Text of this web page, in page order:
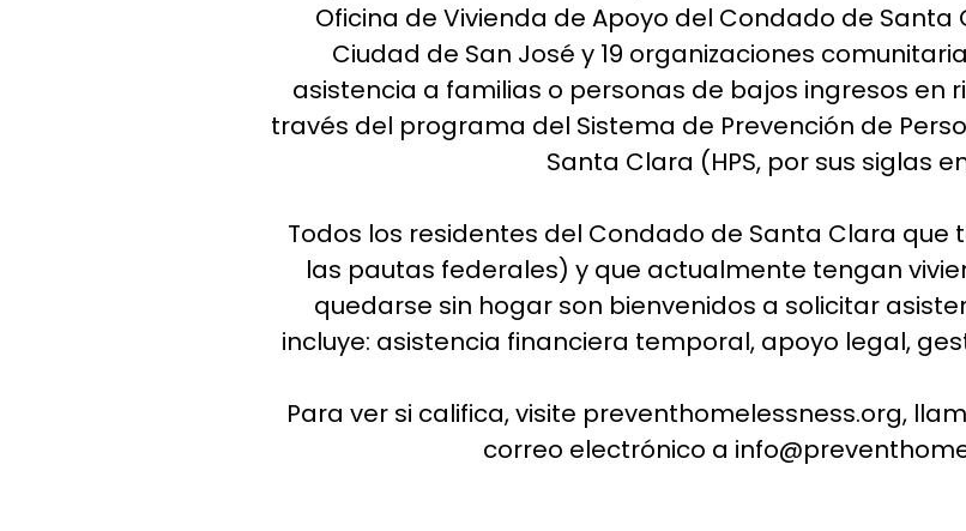
Oficina de Vivienda de Apoyo del Condado de Santa
Ciudad de San José y 19 organizaciones
asistencia a familias o personas de bajos ingresos en
través del programa del Sistema de Prevención de
Santa Clara (HPS, por sus siglas
Todos los residentes del Condado de Santa Clara
las pautas federales) y que actualmente tengan
quedarse sin hogar son bienvenidos a solicitar
incluye: asistencia financiera temporal, apoyo legal,
Para ver si califica, visite preventhomelessness.org,
correo electrónico a